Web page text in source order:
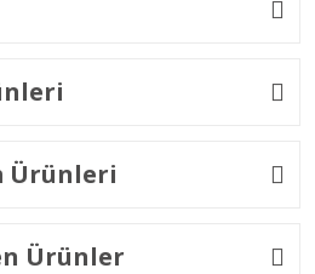
Ürünleri
Ürünler